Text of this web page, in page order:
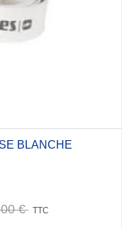
BLANCHE
€ TTC